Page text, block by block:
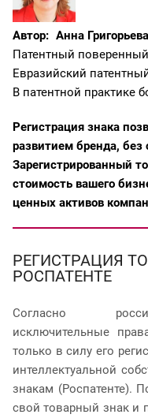
Автор: Анна Григорьева
Патентный
Евразийский
В патентной практике
Регистрация знака
развитием бренда, без
Зарегистрированный
стоимость вашего
ценных активов
РЕГИСТРАЦИЯ
РОСПАТЕНТЕ
Согласно
исключительные
только в силу его
интеллектуальной
знакам (Роспатенте).
свой товарный знак и